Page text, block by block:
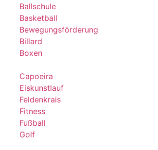
Ballschule
Basketball
Bewegungsförderung
Billard
Boxen
Capoeira
Eiskunstlauf
Feldenkrais
Fitness
Fußball
Golf